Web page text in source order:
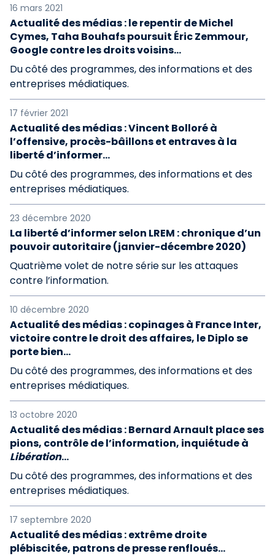
16 mars 2021
Actualité des médias : le repentir de Michel
Cymes, Taha Bouhafs poursuit Éric Zemmour,
Google contre les droits voisins…
Du côté des programmes, des informations et des
entreprises médiatiques.
17 février 2021
Actualité des médias : Vincent Bolloré à
l’offensive, procès-bâillons et entraves à la
liberté d’informer…
Du côté des programmes, des informations et des
entreprises médiatiques.
23 décembre 2020
La liberté d’informer selon LREM : chronique d’un
pouvoir autoritaire (janvier-décembre 2020)
Quatrième volet de notre série sur les attaques
contre l’information.
10 décembre 2020
Actualité des médias : copinages à France Inter,
victoire contre le droit des affaires, le Diplo se
porte bien...
Du côté des programmes, des informations et des
entreprises médiatiques.
13 octobre 2020
Actualité des médias : Bernard Arnault place ses
pions, contrôle de l’information, inquiétude à
Libération...
Du côté des programmes, des informations et des
entreprises médiatiques.
17 septembre 2020
Actualité des médias : extrême droite
plébiscitée, patrons de presse renfloués…